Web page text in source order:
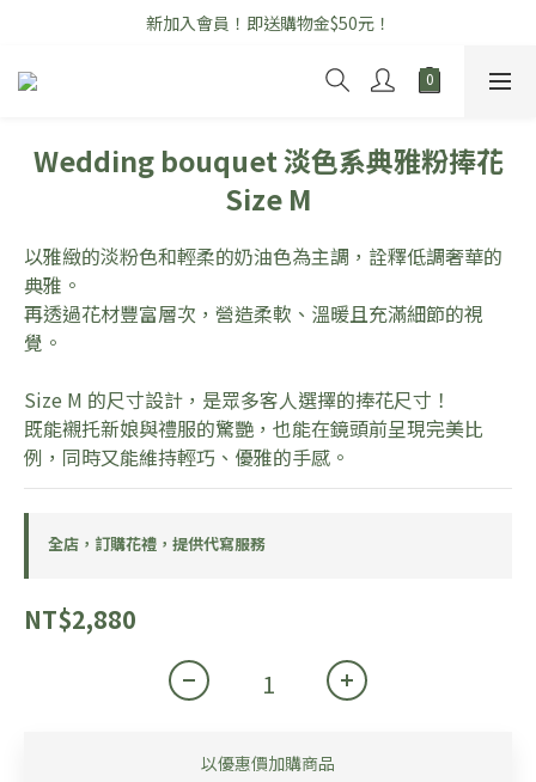
\ 七夕情人節花禮早鳥優惠中 /
新加入會員！即送購物金$50元！
開幕高架花籃全品項享「免運」優惠！
Wedding bouquet 淡色系典雅粉捧花
Size M
以雅緻的淡粉色和輕柔的奶油色為主調，詮釋低調奢華的
典雅。
再透過花材豐富層次，營造柔軟、溫暖且充滿細節的視
覺。
Size M 的尺寸設計，是眾多客人選擇的捧花尺寸！
既能襯托新娘與禮服的驚艷，也能在鏡頭前呈現完美比
例，同時又能維持輕巧、優雅的手感。
全店，訂購花禮，提供代寫服務
NT$2,880
以優惠價加購商品